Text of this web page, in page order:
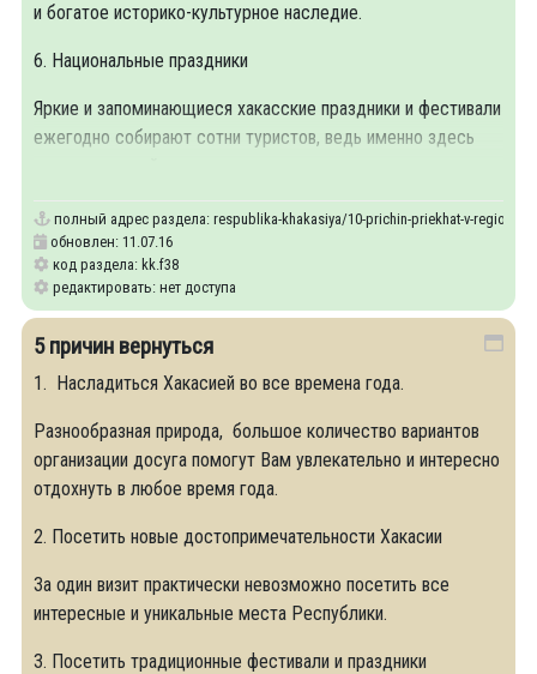
и богатое историко-культурное наследие.
6. Национальные праздники
Яркие и запоминающиеся хакасские праздники и фестивали
ежегодно собирают сотни туристов, ведь именно здесь
полный адрес раздела: respublika-khakasiya/10-prichin-priekhat-v-region
обновлен: 11.07.16
код раздела: kk.f38
редактировать: нет доступа
5 причин вернуться
1. Насладиться Хакасией во все времена года.
Разнообразная природа, большое количество вариантов
организации досуга помогут Вам увлекательно и интересно
отдохнуть в любое время года.
2. Посетить новые достопримечательности Хакасии
За один визит практически невозможно посетить все
интересные и уникальные места Республики.
3. Посетить традиционные фестивали и праздники